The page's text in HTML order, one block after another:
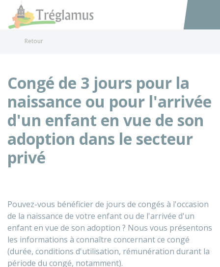
Accéder
Retour
Congé de 3 jours pour la
naissance ou pour l'arrivée
d'un enfant en vue de son
adoption dans le secteur
privé
Pouvez-vous bénéficier de jours de congés à l'occasion
de la naissance de votre enfant ou de l'arrivée d'un
enfant en vue de son adoption ? Nous vous présentons
les informations à connaître concernant ce congé
(durée, conditions d'utilisation, rémunération durant la
période du congé, notamment).